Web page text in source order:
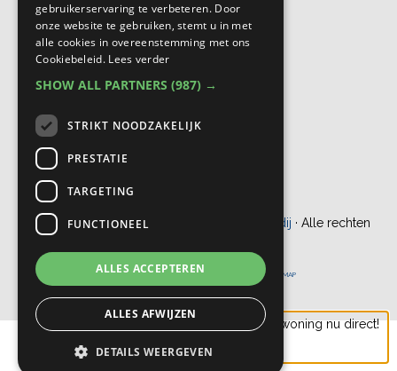
© Copyright 2012 - 2026 Bogaers Makelaardij · Alle rechten
ONTWIKKELING DOOR PROBU ONLINE | SITEMAP
Check de waarde van jouw woning nu direct!
Vraag eenvoudig aan
gebruikerservaring te verbeteren. Door
onze website te gebruiken, stemt u in met
alle cookies in overeenstemming met ons
Cookiebeleid. Lees verder
SHOW ALL PARTNERS (987) →
STRIKT NOODZAKELIJK
PRESTATIE
TARGETING
FUNCTIONEEL
ALLES ACCEPTEREN
ALLES AFWIJZEN
DETAILS WEERGEVEN